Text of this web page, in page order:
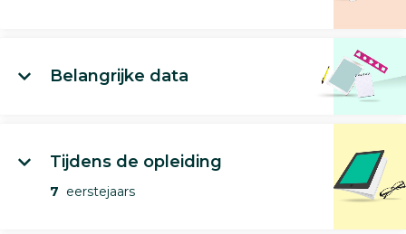
Belangrijke data
Tijdens de opleiding
7 eerstejaars